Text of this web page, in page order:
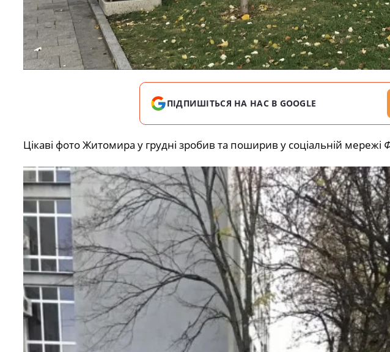
ПІДПИШІТЬСЯ НА НАС В GOOGLE
Цікаві фото Житомира у грудні зробив та поширив у соціальній мережі